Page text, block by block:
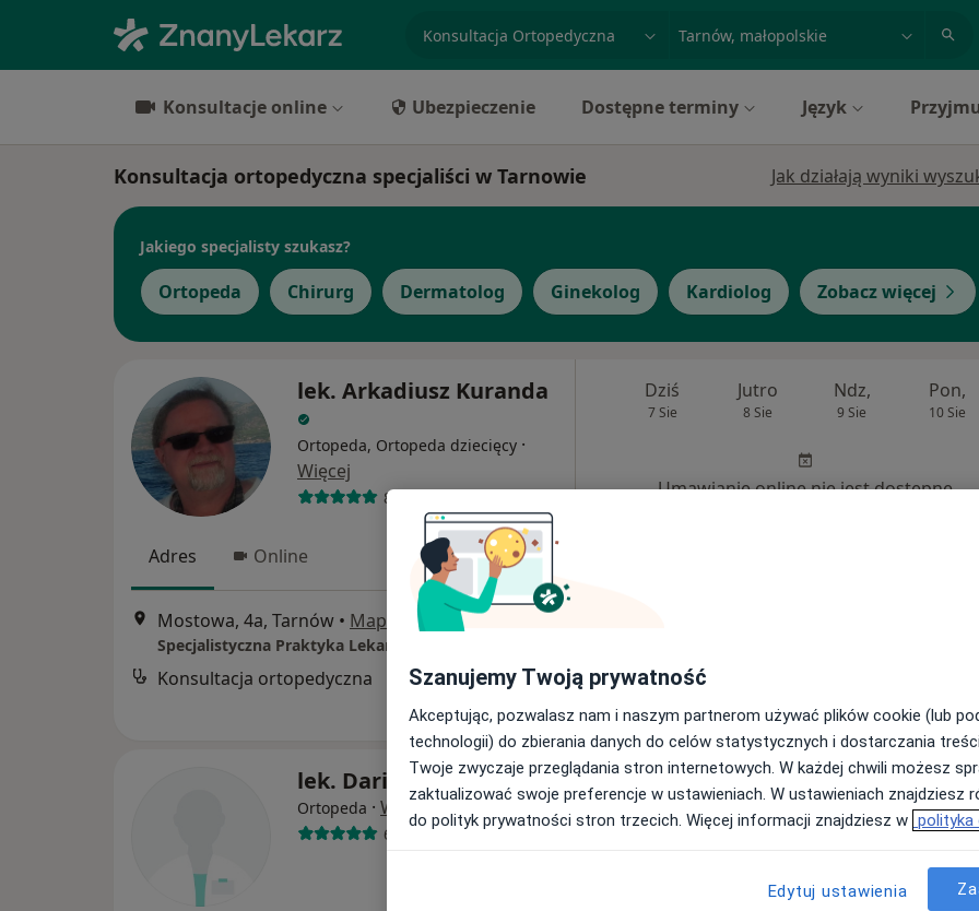
miasto lub dzielnica
Konsultacje online Ubezpieczenie Dostępne terminy Język
Konsultacja ortopedyczna specjaliści w Tarnowie Jak działają wyniki
Jakiego specjalisty szukasz?
Ortopeda Chirurg Dermatolog Ginekolog Kardiolog Zobacz więcej
lek. Arkadiusz Kuranda
Ortopeda, Ortopeda dziecięcy ·
Więcej
804 opinie
Adres Online
Mostowa, 4a, Tarnów • Mapa
Konsultacja ortopedyczna 300 zł
Dziś
7 Sie
Jutro
8 Sie
Ndz,
9 Sie
Pon,
10 Sie
Umawianie online nie jest dostępne
lek. Dariusz Fryc
Ortopeda · Więcej
66 opinii
Dziś
7 Sie
Jutro
8 Sie
Ndz,
9 Sie
Pon,
10 Sie
Szanujemy Twoją prywatność
Akceptując, pozwalasz nam i naszym partnerom używać plików cookie (lub
technologii) do zbierania danych do celów statystycznych i dostarczania
Twoje zwyczaje przeglądania stron internetowych. W każdej chwili możesz
zaktualizować swoje preferencje w ustawieniach. W ustawieniach znajdziesz
do polityk prywatności stron trzecich. Więcej informacji znajdziesz w polityka
Edytuj ustawienia